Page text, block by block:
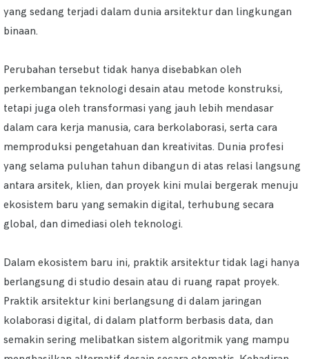
yang sedang terjadi dalam dunia arsitektur dan lingkungan
binaan.
Perubahan tersebut tidak hanya disebabkan oleh
perkembangan teknologi desain atau metode konstruksi,
tetapi juga oleh transformasi yang jauh lebih mendasar
dalam cara kerja manusia, cara berkolaborasi, serta cara
memproduksi pengetahuan dan kreativitas. Dunia profesi
yang selama puluhan tahun dibangun di atas relasi langsung
antara arsitek, klien, dan proyek kini mulai bergerak menuju
ekosistem baru yang semakin digital, terhubung secara
global, dan dimediasi oleh teknologi.
Dalam ekosistem baru ini, praktik arsitektur tidak lagi hanya
berlangsung di studio desain atau di ruang rapat proyek.
Praktik arsitektur kini berlangsung di dalam jaringan
kolaborasi digital, di dalam platform berbasis data, dan
semakin sering melibatkan sistem algoritmik yang mampu